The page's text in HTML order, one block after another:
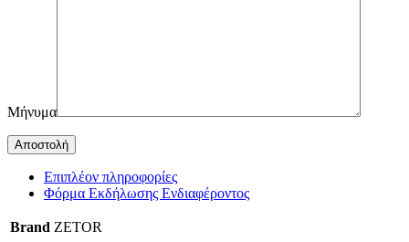
Μήνυμα
Επιπλέον πληροφορίες
Φόρμα Εκδήλωσης Ενδιαφέροντος
Brand ZETOR